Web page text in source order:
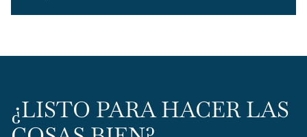
¿LISTO PARA HACER LAS